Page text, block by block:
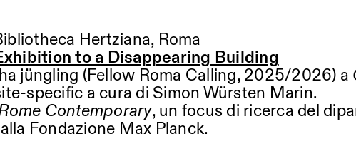
Privacy Policy
Hertziana, Roma
to a Disappearing Building
jüngling (Fellow Roma Calling, 2025/2026) a
specific a cura di Simon Würsten Marin.
Contemporary, un focus di ricerca del
Fondazione Max Planck.